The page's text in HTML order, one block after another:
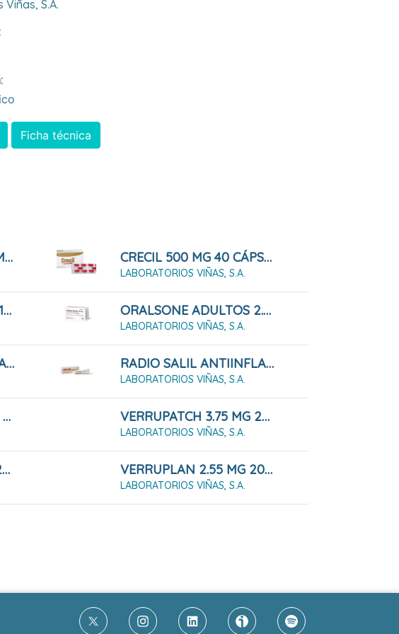
S.a.
Ficha técnica
CAPSIDOL 0.025% CREMA 60 G CRECIL 500 MG 40 CÁPSULAS
LABORATORIOS VIÑAS, S.A.
MELANASA 2% CREMA 15 G ORALSONE ADULTOS 2.5 MG 12 COMPRIMIDOS PARA CHUPAR
LABORATORIOS VIÑAS, S.A.
RADIO SALIL ANTIINFLAMATORIO CREMA 30 G RADIO SALIL ANTIINFLAMATORIO CREMA 60 G
LABORATORIOS VIÑAS, S.A.
VERRUPATCH 15 MG 20 PARCHES 12 MM VERRUPATCH 3.75 MG 20 PARCHES 6 MM
LABORATORIOS VIÑAS, S.A.
VERRUPLAN 10.35 MG 20 APOSITOS 10 MM VERRUPLAN 2.55 MG 20 APOSITOS 5 MM
LABORATORIOS VIÑAS, S.A.